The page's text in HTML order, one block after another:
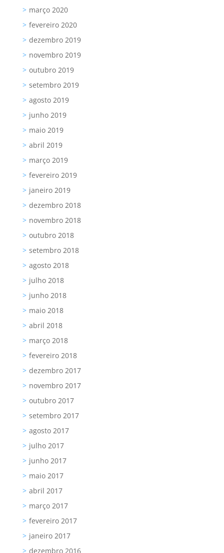
março 2020
fevereiro 2020
dezembro 2019
novembro 2019
outubro 2019
setembro 2019
agosto 2019
junho 2019
maio 2019
abril 2019
março 2019
fevereiro 2019
janeiro 2019
dezembro 2018
novembro 2018
outubro 2018
setembro 2018
agosto 2018
julho 2018
junho 2018
maio 2018
abril 2018
março 2018
fevereiro 2018
dezembro 2017
novembro 2017
outubro 2017
setembro 2017
agosto 2017
julho 2017
junho 2017
maio 2017
abril 2017
março 2017
fevereiro 2017
janeiro 2017
dezembro 2016